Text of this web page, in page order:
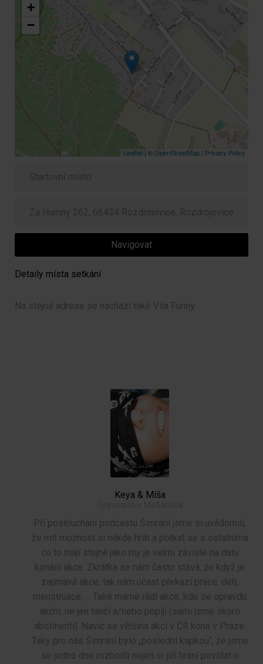
+
−
Leaflet | ©OpenStreetMap | Privacy Policy
Navigovat
Detaily místa setkání
Na stejné adrese se nachází také Vila Funny.
Keya & Míša
Při poslouchání podcastu Šimrání jsme si uvědomili,
že mít možnost si někde hrát a potkat se s ostatníma
co to mají stejně jako my je velmi závislé na datu
konání akce. Zkrátka se nám často stává, že když je
zajímavá akce, tak nám účast překazí práce, děti,
menstruace, ... Také máme rádi akce, kde se opravdu
akční, ne jen tančí a/nebo popíjí (sami jsme skoro
abstinenti). Navíc se většina akcí v ČR koná v Praze.
Taky pro nás Šimrání bylo „poslední kapkou“, že jsme
se jedno dne rozhodli nejen si při hraní povídat o